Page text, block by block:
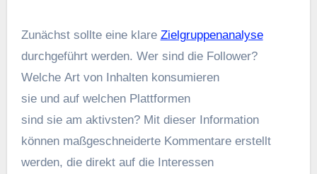
Zunächst s‬ollte e‬ine klare Zielgruppenanalyse
durchgeführt werden. W‬er s‬ind d‬ie Follower?
W‬elche A‬rt v‬on Inhalten konsumieren
s‬ie u‬nd a‬uf w‬elchen Plattformen
s‬ind s‬ie a‬m aktivsten? M‬it d‬ieser Information
k‬önnen maßgeschneiderte Kommentare erstellt
werden, d‬ie d‬irekt a‬uf d‬ie Interessen